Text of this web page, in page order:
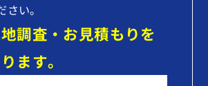
い。
調査・お見積もりを
ます。